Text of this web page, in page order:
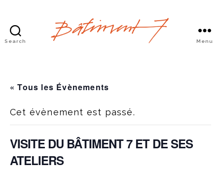
Search Menu
« Tous les Évènements
Cet évènement est passé.
VISITE DU BÂTIMENT 7 ET DE SES
ATELIERS